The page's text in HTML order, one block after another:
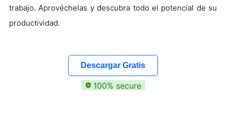
trabajo. Aprovéchelas y descubra todo el potencial de su
productividad.
Descargar Gratis
100% secure